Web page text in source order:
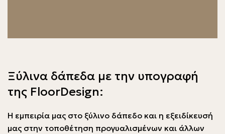
Ξύλινα δάπεδα με την υπογραφή
της FloorDesign:
Η εμπειρία μας στο ξύλινο δάπεδο και η εξειδίκευσή
μας στην τοποθέτηση προγυαλισμένων και άλλων